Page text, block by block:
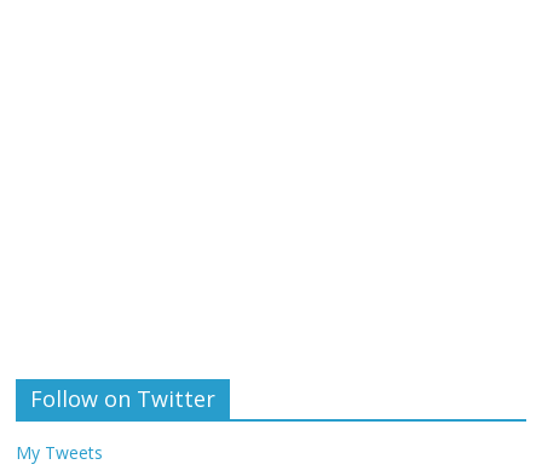
Follow on Twitter
My Tweets